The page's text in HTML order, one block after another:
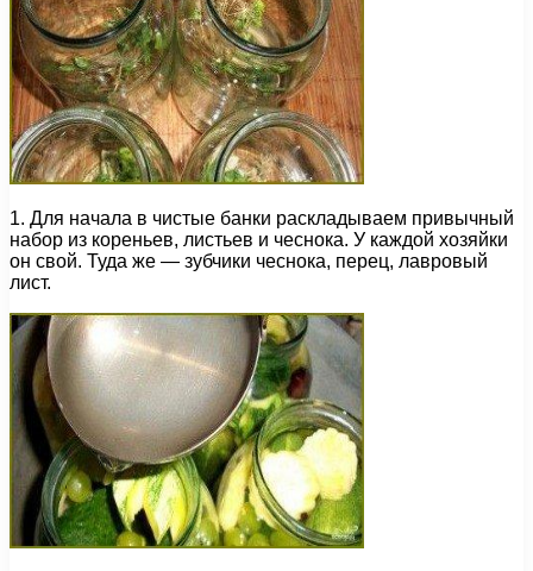
1. Для начала в чистые банки раскладываем привычный
набор из кореньев, листьев и чеснока. У каждой хозяйки
он свой. Туда же — зубчики чеснока, перец, лавровый
лист.